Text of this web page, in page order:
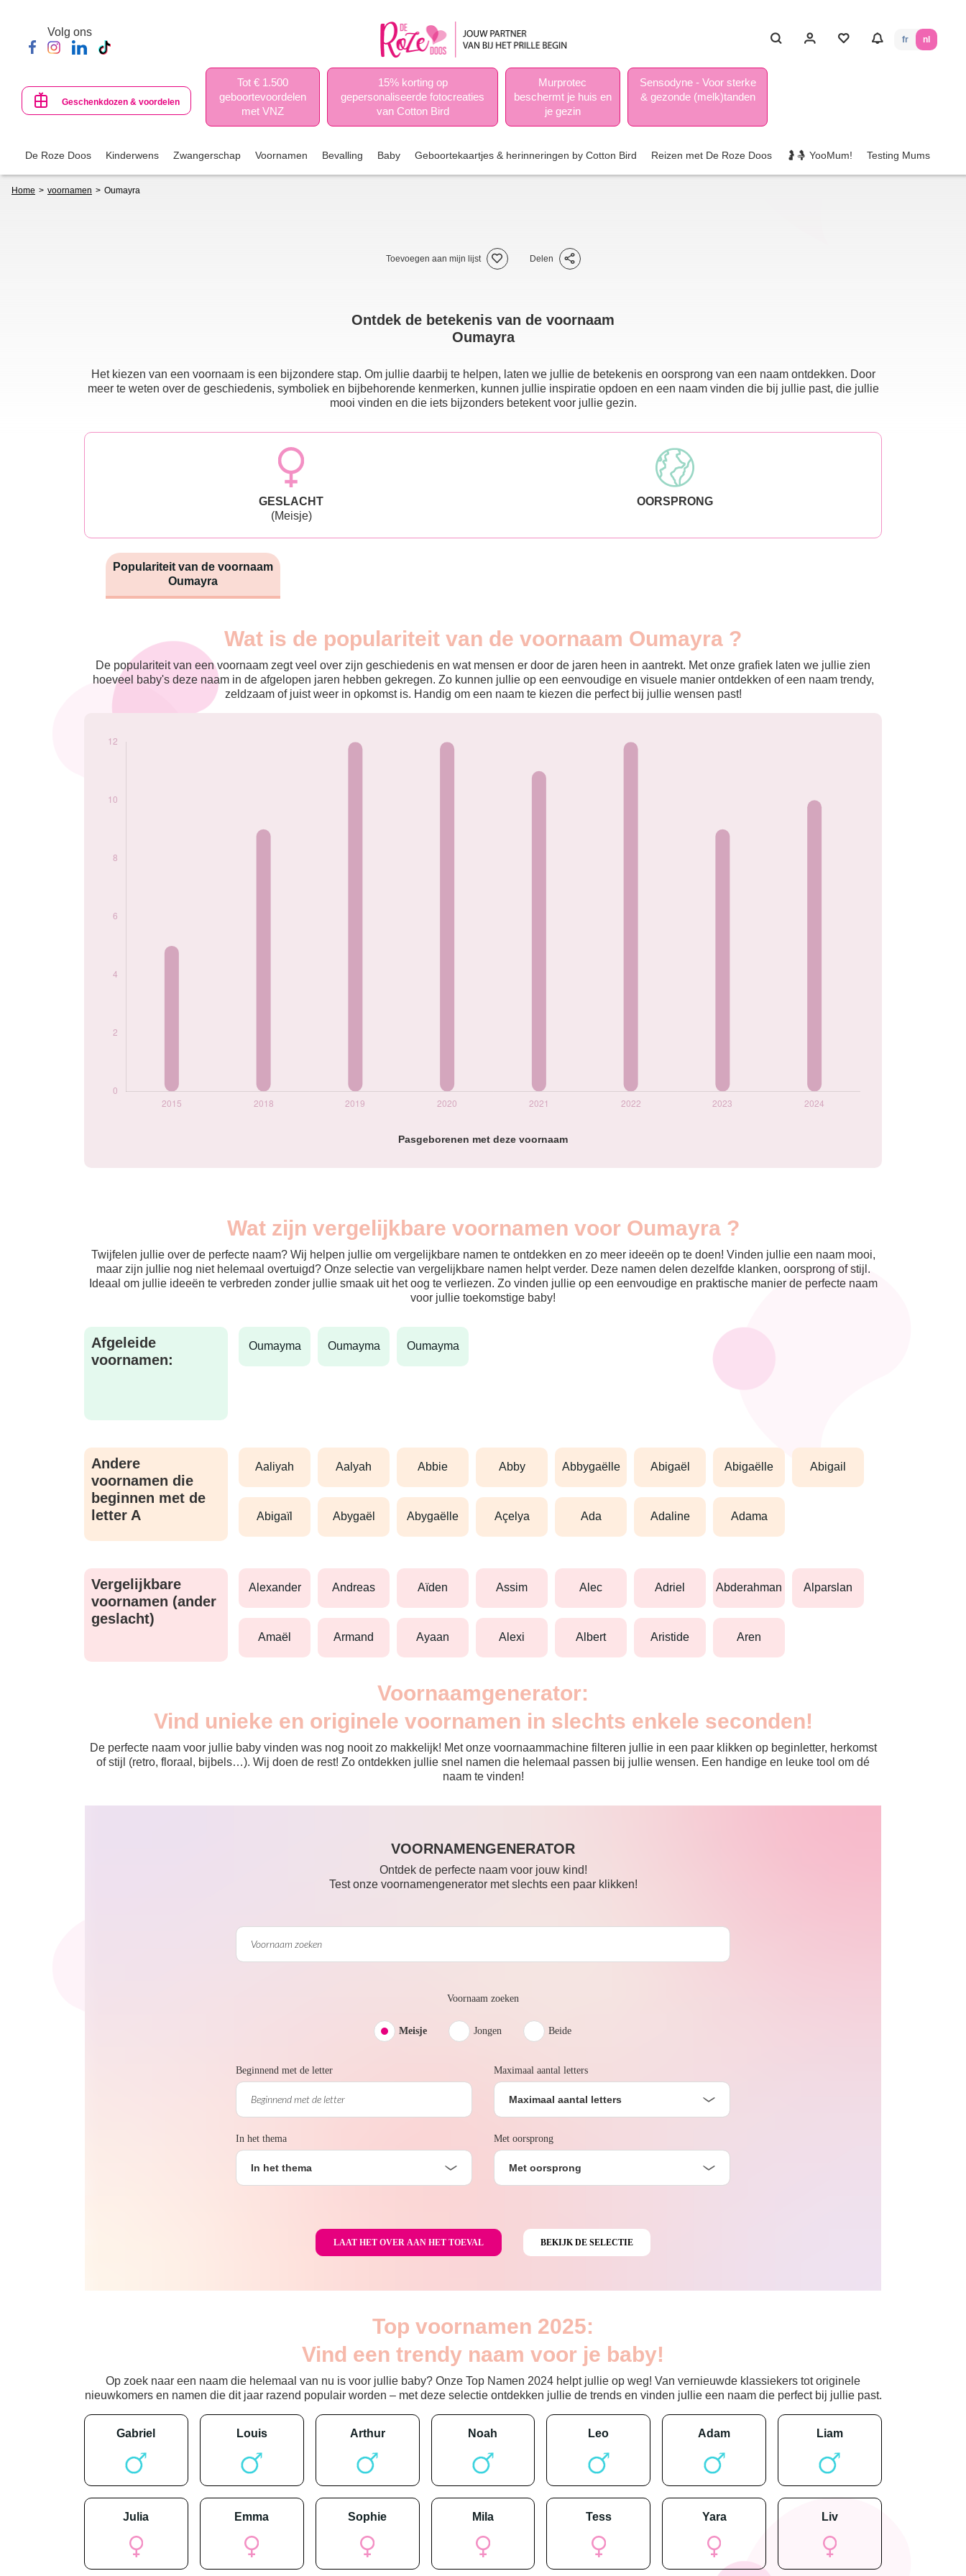
content
Volg ons
fr nl
Geschenkdozen & voordelen
Tot € 1.500
geboortevoordelen
met VNZ
15% korting op
gepersonaliseerde fotocreaties
van Cotton Bird
Murprotec
beschermt je huis en
je gezin
Sensodyne - Voor sterke
& gezonde (melk)tanden
De Roze Doos Kinderwens Zwangerschap Voornamen Bevalling Baby Geboortekaartjes & herinneringen by Cotton Bird Reizen met De Roze Doos 🤰🤱 YooMum! Testing Mums
Home voornamen Oumayra
Toevoegen aan mijn lijst Delen
Ontdek de betekenis van de voornaam
Oumayra
Het kiezen van een voornaam is een bijzondere stap. Om jullie daarbij te helpen, laten we jullie de betekenis en oorsprong van een naam ontdekken. Door
meer te weten over de geschiedenis, symboliek en bijbehorende kenmerken, kunnen jullie inspiratie opdoen en een naam vinden die bij jullie past, die jullie
mooi vinden en die iets bijzonders betekent voor jullie gezin.
GESLACHT
(Meisje)
OORSPRONG
Populariteit van de voornaam
Oumayra
Wat is de populariteit van de voornaam Oumayra ?
De populariteit van een voornaam zegt veel over zijn geschiedenis en wat mensen er door de jaren heen in aantrekt. Met onze grafiek laten we jullie zien
hoeveel baby's deze naam in de afgelopen jaren hebben gekregen. Zo kunnen jullie op een eenvoudige en visuele manier ontdekken of een naam trendy,
zeldzaam of juist weer in opkomst is. Handig om een naam te kiezen die perfect bij jullie wensen past!
Pasgeborenen met deze voornaam
Popularité du
2015
5
2018
9
2022
12
Wat zijn vergelijkbare voornamen voor Oumayra ?
Twijfelen jullie over de perfecte naam? Wij helpen jullie om vergelijkbare namen te ontdekken en zo meer ideeën op te doen! Vinden jullie een naam mooi,
maar zijn jullie nog niet helemaal overtuigd? Onze selectie van vergelijkbare namen helpt verder. Deze namen delen dezelfde klanken, oorsprong of stijl.
Ideaal om jullie ideeën te verbreden zonder jullie smaak uit het oog te verliezen. Zo vinden jullie op een eenvoudige en praktische manier de perfecte naam
voor jullie toekomstige baby!
Afgeleide
voornamen:
oumayma oumayma oumayma
Andere
voornamen die
beginnen met de
letter A
aaliyah aalyah abbie abby abbygaëlle abigaël abigaëlle abigail
abigaïl abygaël abygaëlle açelya ada adaline adama
Vergelijkbare
voornamen (ander
geslacht)
alexander andreas aïden assim alec adriel abderahman alparslan
amaël armand ayaan alexi albert aristide aren
Voornaamgenerator:
Vind unieke en originele voornamen in slechts enkele seconden!
De perfecte naam voor jullie baby vinden was nog nooit zo makkelijk! Met onze voornaammachine filteren jullie in een paar klikken op beginletter, herkomst
of stijl (retro, floraal, bijbels…). Wij doen de rest! Zo ontdekken jullie snel namen die helemaal passen bij jullie wensen. Een handige en leuke tool om dé
naam te vinden!
VOORNAMENGENERATOR
Ontdek de perfecte naam voor jouw kind!
Test onze voornamengenerator met slechts een paar klikken!
Voornaam zoeken
Meisje Jongen Beide
Beginnend met de letter Maximaal aantal letters
Maximaal aantal letters
In het thema
In het thema
Met oorsprong
Met oorsprong
Top voornamen 2025:
Vind een trendy naam voor je baby!
Op zoek naar een naam die helemaal van nu is voor jullie baby? Onze Top Namen 2024 helpt jullie op weg! Van vernieuwde klassiekers tot originele
nieuwkomers en namen die dit jaar razend populair worden – met deze selectie ontdekken jullie de trends en vinden jullie een naam die perfect bij jullie past.
gabriel louis arthur noah leo adam liam
julia emma sophie mila tess yara liv